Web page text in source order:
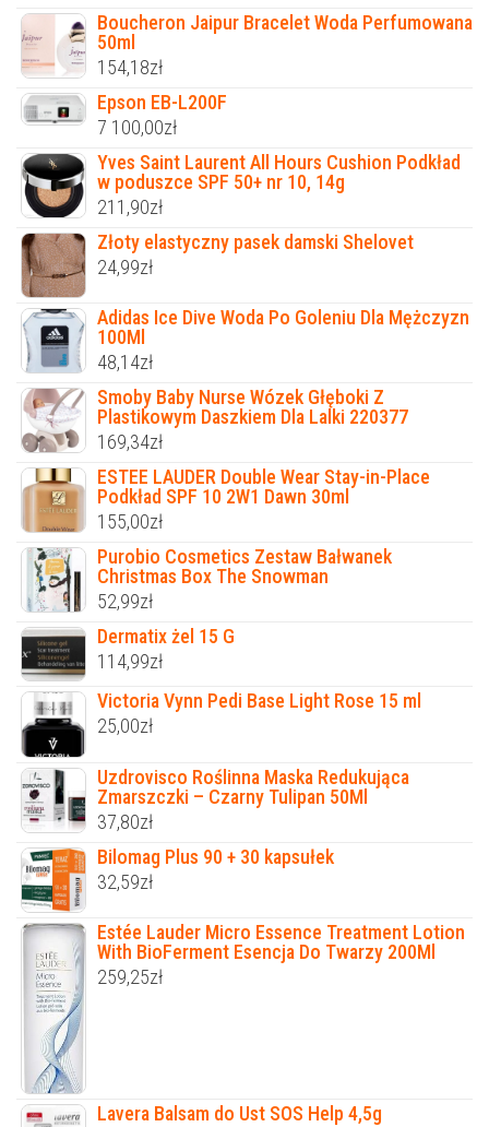
Boucheron Jaipur Bracelet Woda Perfumowana
50ml
154,18zł
Epson EB-L200F
7 100,00zł
Yves Saint Laurent All Hours Cushion Podkład
w poduszce SPF 50+ nr 10, 14g
211,90zł
Złoty elastyczny pasek damski Shelovet
24,99zł
Adidas Ice Dive Woda Po Goleniu Dla Mężczyzn
100Ml
48,14zł
Smoby Baby Nurse Wózek Głęboki Z
Plastikowym Daszkiem Dla Lalki 220377
169,34zł
ESTEE LAUDER Double Wear Stay-in-Place
Podkład SPF 10 2W1 Dawn 30ml
155,00zł
Purobio Cosmetics Zestaw Bałwanek
Christmas Box The Snowman
52,99zł
Dermatix żel 15 G
114,99zł
Victoria Vynn Pedi Base Light Rose 15 ml
25,00zł
Uzdrovisco Roślinna Maska Redukująca
Zmarszczki – Czarny Tulipan 50Ml
37,80zł
Bilomag Plus 90 + 30 kapsułek
32,59zł
Estée Lauder Micro Essence Treatment Lotion
With BioFerment Esencja Do Twarzy 200Ml
259,25zł
Lavera Balsam do Ust SOS Help 4,5g